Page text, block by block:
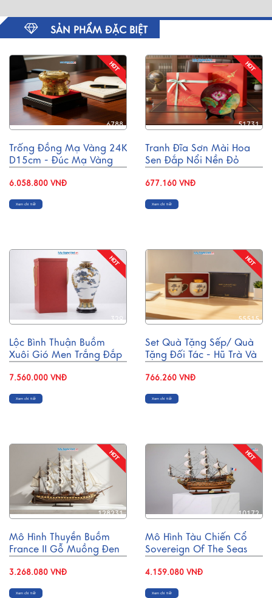
SẢN PHẨM ĐẶC BIỆT
6788
Trống Đồng Mạ Vàng 24K
D15cm - Đúc Mạ Vàng
6.058.800 VNĐ
Xem chi tiết
51731
Tranh Đĩa Sơn Mài Hoa
Sen Đắp Nổi Nền Đỏ
677.160 VNĐ
Xem chi tiết
329
Lộc Bình Thuận Buồm
Xuôi Gió Men Trắng Đắp
7.560.000 VNĐ
Xem chi tiết
55515
Set Quà Tặng Sếp/ Quà
Tặng Đối Tác - Hũ Trà Và
CBG001
766.260 VNĐ
Xem chi tiết
128231
Mô Hình Thuyền Buồm
France II Gỗ Muồng Đen
3.268.080 VNĐ
Xem chi tiết
10172
Mô Hình Tàu Chiến Cổ
Sovereign Of The Seas
MNV-TB14
4.159.080 VNĐ
Xem chi tiết